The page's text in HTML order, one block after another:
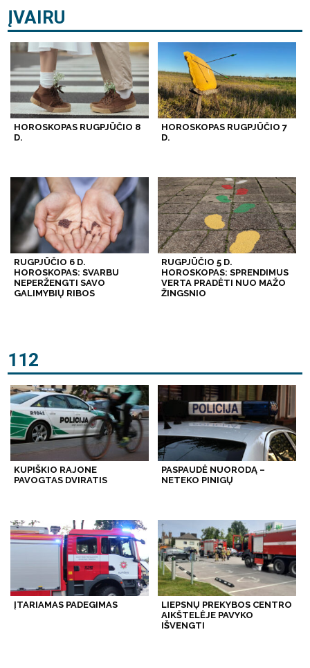
ĮVAIRU
HOROSKOPAS RUGPJŪČIO 8
D.
HOROSKOPAS RUGPJŪČIO 7
D.
RUGPJŪČIO 6 D.
HOROSKOPAS: SVARBU
NEPERŽENGTI SAVO
GALIMYBIŲ RIBOS
RUGPJŪČIO 5 D.
HOROSKOPAS: SPRENDIMUS
VERTA PRADĖTI NUO MAŽO
ŽINGSNIO
112
KUPIŠKIO RAJONE
PAVOGTAS DVIRATIS
PASPAUDĖ NUORODĄ –
NETEKO PINIGŲ
ĮTARIAMAS PADEGIMAS
LIEPSNŲ PREKYBOS CENTRO
AIKŠTELĖJE PAVYKO
IŠVENGTI